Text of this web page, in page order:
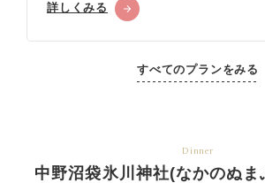
詳しくみる
すべてのプランをみる
Dinner
中野沼袋氷川神社(なかのぬま